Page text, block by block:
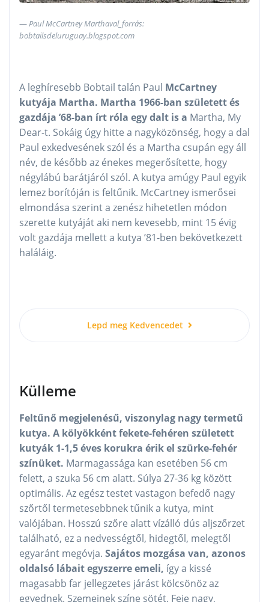
Paul McCartney Marthaval_forrás:
bobtailsdeluruguay.blogspot.com
A leghíresebb Bobtail talán Paul McCartney
kutyája Martha. Martha 1966-ban született és
gazdája ’68-ban írt róla egy dalt is a Martha, My
Dear-t. Sokáig úgy hitte a nagyközönség, hogy a dal
Paul exkedvesének szól és a Martha csupán egy áll
név, de később az énekes megerősítette, hogy
négylábú barátjáról szól. A kutya amúgy Paul egyik
lemez borítóján is feltűnik. McCartney ismerősei
elmondása szerint a zenész hihetetlen módon
szerette kutyáját aki nem kevesebb, mint 15 évig
volt gazdája mellett a kutya ’81-ben bekövetkezett
haláláig.
Lepd meg Kedvencedet
Külleme
Feltűnő megjelenésű, viszonylag nagy termetű
kutya. A kölyökként fekete-fehéren született
kutyák 1-1,5 éves korukra érik el szürke-fehér
színüket. Marmagassága kan esetében 56 cm
felett, a szuka 56 cm alatt. Súlya 27-36 kg között
optimális. Az egész testet vastagon befedő nagy
szőrtől termetesebbnek tűnik a kutya, mint
valójában. Hosszú szőre alatt vízálló dús aljszőrzet
található, ez a nedvességtől, hidegtől, melegtől
egyaránt megóvja. Sajátos mozgása van, azonos
oldalsó lábait egyszerre emeli, így a kissé
magasabb far jellegzetes járást kölcsönöz az
egyednek. Szemeinek színe sötét. Feje nagy,